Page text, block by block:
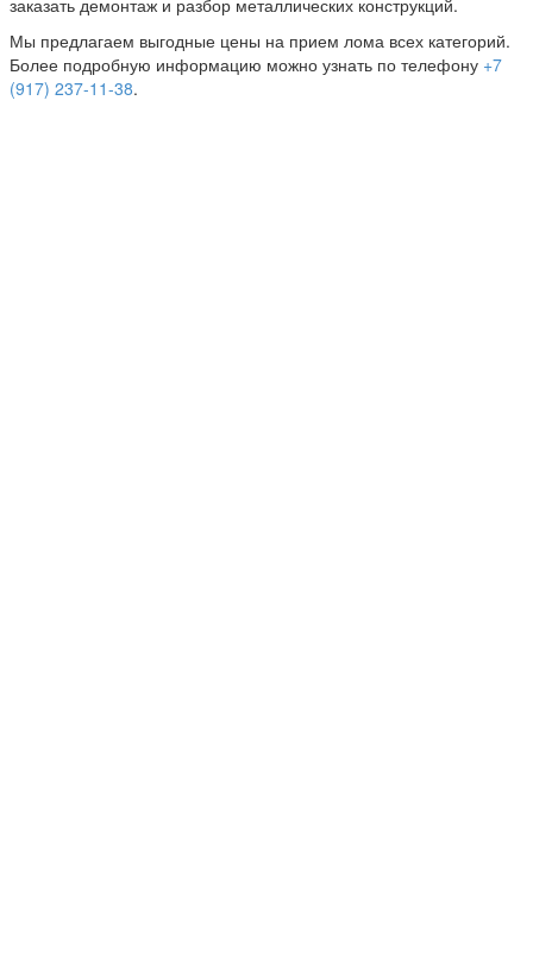
заказать демонтаж и разбор металлических конструкций.
Мы предлагаем выгодные цены на прием лома всех категорий.
Более подробную информацию можно узнать по телефону +7
(917) 237-11-38.